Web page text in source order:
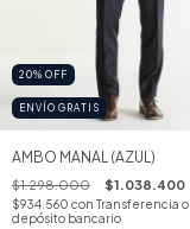
20% OFF
ENVÍO GRATIS
AMBO MANAL (AZUL)
$1.298.000 $1.038.400
$934.560 con Transferencia o
depósito bancario